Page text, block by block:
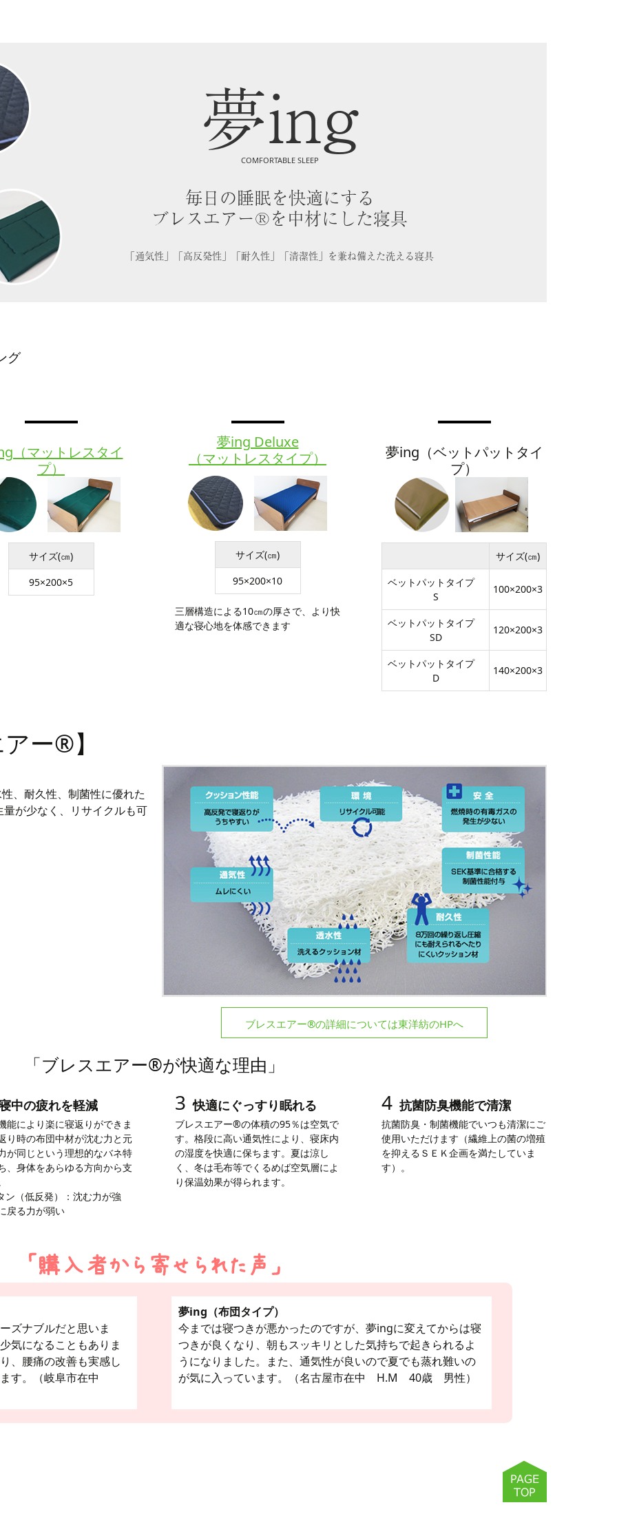
夢ing
COMFORTABLE SLEEP
毎日の睡眠を快適にする
ブレスエアー®を中材にした寝具
「通気性」「高反発性」「耐久性」「清潔性」を兼ね備えた洗える寝具
グ
（マットレスタイ
プ）
サイズ(㎝)
95×200×5
夢ing Deluxe
（マットレスタイプ）
サイズ(㎝)
95×200×10
三層構造による10㎝の厚さで、より快
適な寝心地を体感できます
夢ing（ベットパットタイ
プ）
サイズ(㎝)
ベットパットタイプ
S
100×200×3
ベットパットタイプ
SD
120×200×3
ベットパットタイプ
D
140×200×3
ー®】
ブレスエアー®の詳細については東洋紡のHPへ
、耐久性、制菌性に優れた
が少なく、リサイクルも可
「ブレスエアー®が快適な理由」
中の疲れを軽減
能により楽に寝返りができま
り時の布団中材が沈む力と元
が同じという理想的なバネ特
、身体をあらゆる方向から支
ン（低反発）：沈む力が強
戻る力が弱い
3 快適にぐっすり眠れる
ブレスエアー®の体積の95％は空気で
す。格段に高い通気性により、寝床内
の湿度を快適に保ちます。夏は涼し
く、冬は毛布等でくるめば空気層によ
り保温効果が得られます。
4 抗菌防臭機能で清潔
抗菌防臭・制菌機能でいつも清潔にご
使用いただけます（繊維上の菌の増殖
を抑えるＳＥＫ企画を満たしていま
す）。
ズナブルだと思いま
気になることもありま
、腰痛の改善も実感し
す。（岐阜市在中
夢ing（布団タイプ）
今までは寝つきが悪かったのですが、夢ingに変えてからは寝
つきが良くなり、朝もスッキリとした気持ちで起きられるよ
うになりました。また、通気性が良いので夏でも蒸れ難いの
が気に入っています。（名古屋市在中 H.M 40歳 男性）